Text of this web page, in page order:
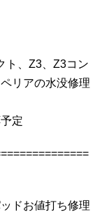
ト、Z3、Z3コン
リアの水没修理
定
ドお値打ち修理